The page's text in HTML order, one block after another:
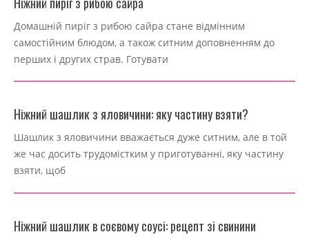
10-
Домашній пиріг з рибою сайра стане відмінним
самостійним блюдом, а також ситним доповненням до
перших і других страв. Готувати
Ніжний шашлик з яловичини: яку частину взяти?
Шашлик з яловичини вважається дуже ситним, але в той
же час досить трудомістким у приготуванні, яку частину
взяти, щоб
Ніжний шашлик в соєвому соусі: рецепт зі свинини